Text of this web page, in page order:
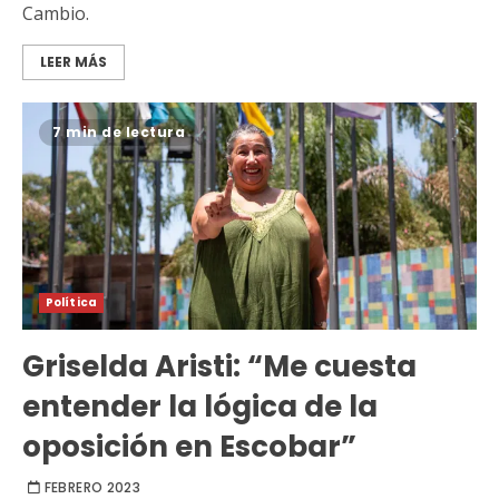
Cambio.
LEER MÁS
7 min de lectura
Política
Griselda Aristi: “Me cuesta
entender la lógica de la
oposición en Escobar”
FEBRERO 2023